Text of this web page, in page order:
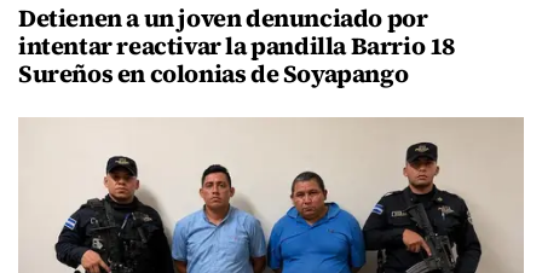
Detienen a un joven denunciado por
intentar reactivar la pandilla Barrio 18
Sureños en colonias de Soyapango